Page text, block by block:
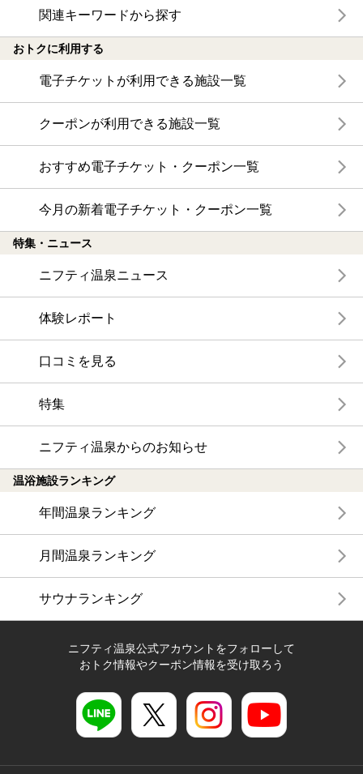
関連キーワードから探す
おトクに利用する
電子チケットが利用できる施設一覧
クーポンが利用できる施設一覧
おすすめ電子チケット・クーポン一覧
今月の新着電子チケット・クーポン一覧
特集・ニュース
ニフティ温泉ニュース
体験レポート
口コミを見る
特集
ニフティ温泉からのお知らせ
温浴施設ランキング
年間温泉ランキング
月間温泉ランキング
サウナランキング
ニフティ温泉公式アカウントをフォローして
おトク情報やクーポン情報を受け取ろう